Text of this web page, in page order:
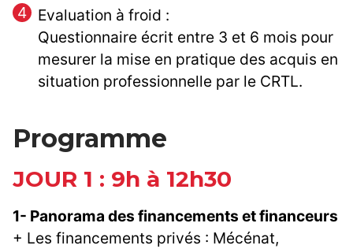
Evaluation à froid :
Questionnaire écrit entre 3 et 6 mois pour
mesurer la mise en pratique des acquis en
situation professionnelle par le CRTL.
Programme
JOUR 1 : 9h à 12h30
1- Panorama des financements et financeurs
+ Les financements privés : Mécénat,